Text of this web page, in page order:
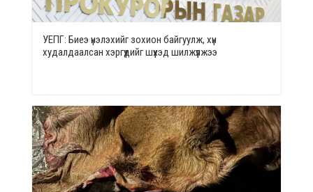
УЕПГ: Биеэ үнэлэхийг зохион байгуулж, хүн
худалдаалсан хэргүүдийг шүүхэд шилжүүлжээ